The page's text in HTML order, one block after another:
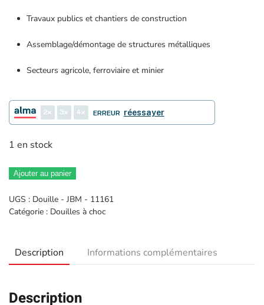
Travaux publics et chantiers de construction
Assemblage/démontage de structures métalliques
Secteurs agricole, ferroviaire et minier
2 3 4 ERREUR réessayer
1 en stock
Ajouter au panier
UGS : Douille - JBM - 11161
Catégorie : Douilles à choc
Description Informations complémentaires
Description